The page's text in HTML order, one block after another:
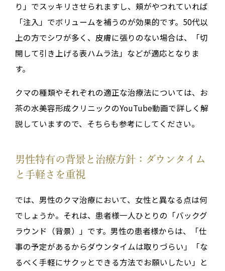
り」でスッキリさせられますし、頬がやつれていれば
「注入」でボリュームを補うのが効果的です。50代以
上の方でシワが多く、皮膚に張りのない場合は、「切
開して引き上げる表ハムラ法」などが適応となりま
す。
クマの種類やそれぞれの適正な治療法については、お
茶の水美容形成クリニックのYouTube動画で詳しく解
説していますので、そちらも参考にしてください。
男性特有の背景と治療方針：ダウンタイム
と手軽さを重視
では、男性のクマ治療において、女性と異なる点は何
でしょうか。それは、患者様一人ひとりの「バックグ
ラウンド（背景）」です。男性の患者様からは、「仕
事の予定があるからダウンタイムは取りづらい」「な
るべく手軽にサクッとできる方法でお願いしたい」と